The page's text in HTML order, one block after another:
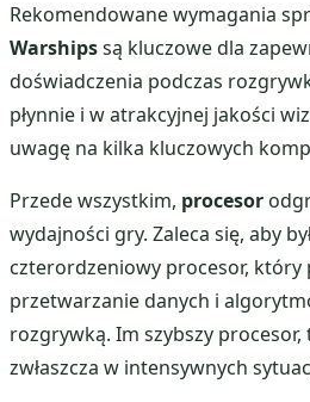
Rekomendowane wymagania
Warshipssą kluczowe dla
doświadczenia podczas
płynnie i w atrakcyjnej jakości
uwagę na kilka kluczowych
Przede wszystkim, procesor
wydajności gry. Zaleca się, aby
czterordzeniowy procesor, który
przetwarzanie danych i
rozgrywką. Im szybszy
zwłaszcza w intensywnych